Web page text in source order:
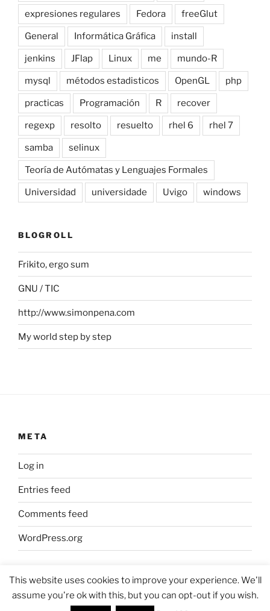
expresiones regulares Fedora freeGlut
General Informática Gráfica install
jenkins JFlap Linux me mundo-R
mysql métodos estadisticos OpenGL php
practicas Programación R recover
regexp resolto resuelto rhel 6 rhel 7
samba selinux
Teoría de Autómatas y Lenguajes Formales
Universidad universidade Uvigo windows
BLOGROLL
Frikito, ergo sum
GNU / TIC
http://www.simonpena.com
My world step by step
META
Log in
Entries feed
Comments feed
WordPress.org
Proudly powered by WordPress
This website uses cookies to improve your experience. We'll
assume you're ok with this, but you can opt-out if you wish.